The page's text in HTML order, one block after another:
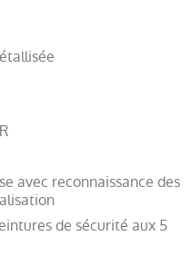
avec reconnaissance des
de sécurité aux 5